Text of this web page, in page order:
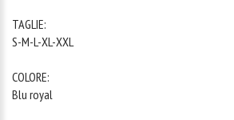
TAGLIE:
S-M-L-XL-XXL
COLORE:
Blu royal